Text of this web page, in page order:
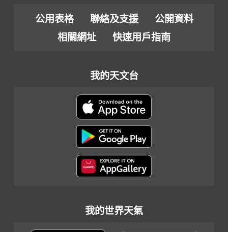
公用表格 聯絡及支援
公開資料
相關網址
快速用戶指南
我的天文台
我的世界天氣